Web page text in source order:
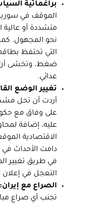
براغماتية
الموقف في
متشددة أو
نحو المجهول.
التي تحتفظ
ضغط، وتخشى أن
عدائي.
تغيير الوضع
أردت أن تحل
على وفاق مع
عليه، إضافة
الاقتصادية
دامت الأحداث في
في طريق تغيير
التعجل في إعلان
الصراع مع إيران:
تجنب أي صراع